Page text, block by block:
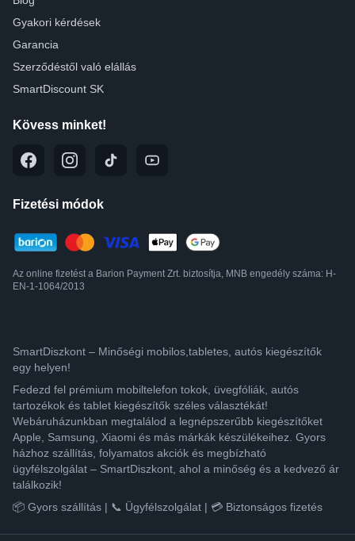
Gyakori kérdések
Garancia
Szerződéstől való elállás
SmartDiscount SK
Kövess minket!
Fizetési módok
Az online fizetést a Barion Payment Zrt. biztosítja, MNB engedély száma: H-
EN-1-1064/2013
SmartDiszkont – Minőségi mobilos,tabletes, autós kiegészítők
egy helyen!
Fedezd fel prémium mobiltelefon tokok, üvegfóliák, autós
tartozékok és tablet kiegészítők széles választékát!
Webáruházunkban megtalálod a legnépszerűbb kiegészítőket
Apple, Samsung, Xiaomi és más márkák készülékeihez. Gyors
házhoz szállítás, folyamatos akciók és megbízható
ügyfélszolgálat – SmartDiszkont, ahol a minőség és a kedvező ár
találkozik!
📦 Gyors szállítás | 📞 Ügyfélszolgálat | 💳 Biztonságos fizetés